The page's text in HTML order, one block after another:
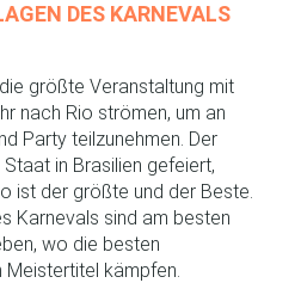
DES KARNEVALS
größte Veranstaltung mit
nach Rio strömen, um an
Party teilzunehmen. Der
in Brasilien gefeiert,
ist der größte und der Beste.
Karnevals sind am besten
wo die besten
Meistertitel kämpfen.